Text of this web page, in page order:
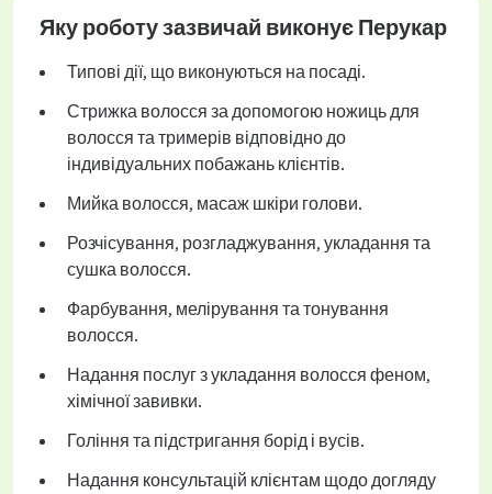
Яку роботу зазвичай виконує Перукар
Типові дії, що виконуються на посаді.
Стрижка волосся за допомогою ножиць для
волосся та тримерів відповідно до
індивідуальних побажань клієнтів.
Мийка волосся, масаж шкіри голови.
Розчісування, розгладжування, укладання та
сушка волосся.
Фарбування, мелірування та тонування
волосся.
Надання послуг з укладання волосся феном,
хімічної завивки.
Гоління та підстригання борід і вусів.
Надання консультацій клієнтам щодо догляду